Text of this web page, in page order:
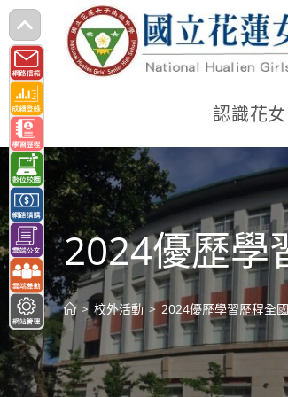
跳
轉
至
主
要
內
容
認識花女
2024優歷學
> 校外活動 > 2024優歷學習歷程全